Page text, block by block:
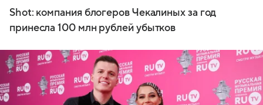
Shot: компания блогеров Чекалиных за год
принесла 100 млн рублей убытков